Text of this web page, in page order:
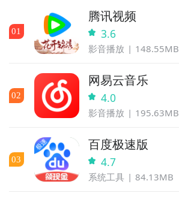
01
腾讯视频
3.6
影音播放 148.55MB
02
网易云音乐
4.0
影音播放 195.63MB
03
百度极速版
4.7
系统工具 84.13MB